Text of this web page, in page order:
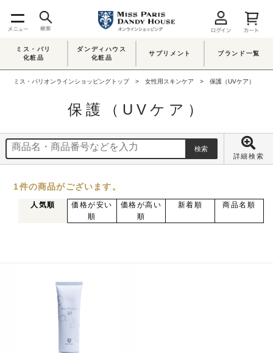
ミス・パリ
化粧品
ダンディハウス
化粧品
サプリメント ブランド一覧
ミス・パリオンラインショッピングトップ 女性用スキンケア 保護（UVケア）
保護（UVケア）
詳細検索
1件の商品がございます。
人気順
価格が安い
順
価格が高い
順
新着順 商品名順